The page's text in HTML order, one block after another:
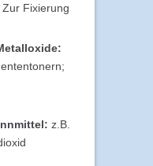
Zur Fixierung
z.B.